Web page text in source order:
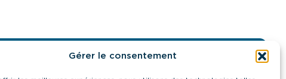
Gérer le consentement